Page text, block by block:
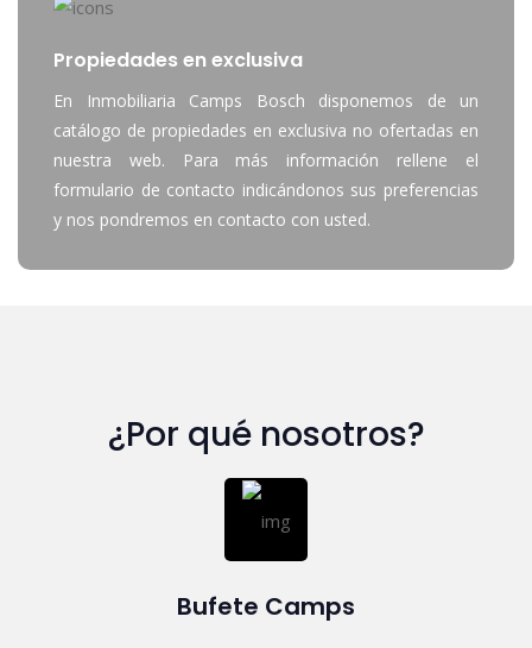
Propiedades en exclusiva
En Inmobiliaria Camps Bosch disponemos de un
catálogo de propiedades en exclusiva no ofertadas en
nuestra web. Para más información rellene el
formulario de contacto indicándonos sus preferencias
y nos pondremos en contacto con usted.
¿Por qué nosotros?
Bufete Camps